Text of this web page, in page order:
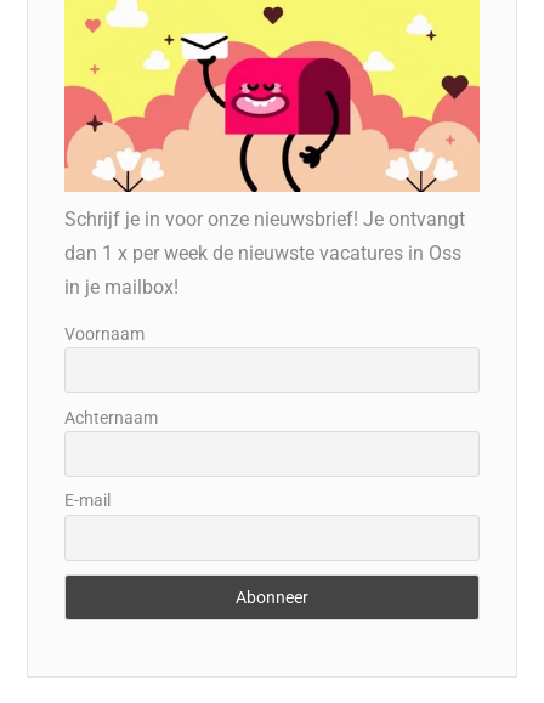
Schrijf je in voor onze nieuwsbrief! Je ontvangt
dan 1 x per week de nieuwste vacatures in Oss
in je mailbox!
Voornaam
Achternaam
E-mail